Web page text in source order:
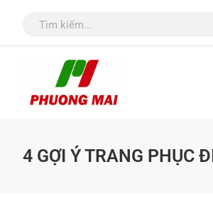
4 GỢI Ý TRANG PHỤC